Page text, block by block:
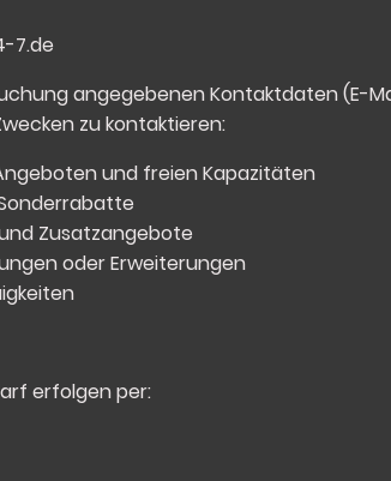
7.de
angegebenen Kontaktdaten (E-
zu kontaktieren:
und freien Kapazitäten
Zusatzangebote
oder Erweiterungen
erfolgen per: